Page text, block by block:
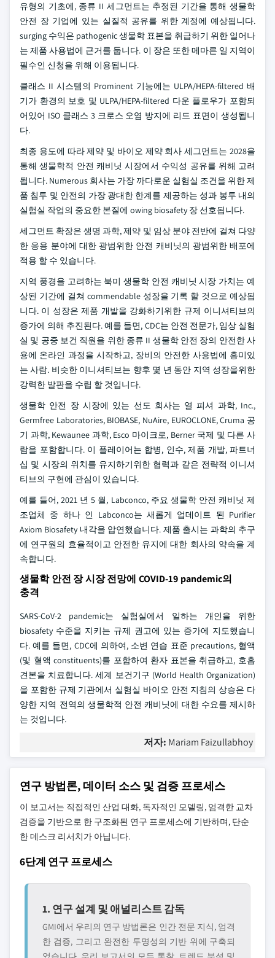
유형의 기초에, 종류 II 세그먼트는 추정된 기간을 통해 생물학
안전 장 기업에 있는 실질적 공유를 위한 계정에 예상됩니다.
surging 수익은 pathogenic 생물학 표본을 취급하기 위한 일어나
는 제품 사용법에 근거를 둡니다. 이 장은 또한 메마른 일 지역이
필수인 신청을 위해 이용됩니다.
클래스 II 시스템의 Prominent 기능에는 ULPA/HEPA-filtered 배
기가 환경의 보호 및 ULPA/HEPA-filtered 다운 플로우가 포함되
어있어 ISO 클래스 3 크로스 오염 방지에 리드 표면이 생성됩니
다.
최종 용도에 따라 제약 및 바이오 제약 회사 세그먼트는 2028을
통해 생물학적 안전 캐비닛 시장에서 수익성 공유를 위해 고려
됩니다. Numerous 회사는 가장 까다로운 실험실 조건을 위한 제
품 침투 및 안전의 가장 광대한 한계를 제공하는 성과 봉투 내의
실험실 작업의 중요한 본질에 owing biosafety 장 선호됩니다.
세그먼트 확장은 생명 과학, 제약 및 임상 분야 전반에 걸쳐 다양
한 응용 분야에 대한 광범위한 안전 캐비닛의 광범위한 배포에
적용 할 수 있습니다.
지역 풍경을 고려하는 북미 생물학 안전 캐비닛 시장 가치는 예
상된 기간에 걸쳐 commendable 성장을 기록 할 것으로 예상됩
니다. 이 성장은 제품 개발을 강화하기위한 규제 이니셔티브의
증가에 의해 추진된다. 예를 들면, CDC는 안전 전문가, 임상 실험
실 및 공중 보건 직원을 위한 종류 II 생물학 안전 장의 안전한 사
용에 온라인 과정을 시작하고, 장비의 안전한 사용법에 흥미있
는 사람. 비슷한 이니셔티브는 향후 몇 년 동안 지역 성장을위한
강력한 발판을 수립 할 것입니다.
생물학 안전 장 시장에 있는 선도 회사는 열 피셔 과학, Inc.,
Germfree Laboratories, BIOBASE, NuAire, EUROCLONE, Cruma 공
기 과학, Kewaunee 과학, Esco 마이크로, Berner 국제 및 다른 사
람을 포함합니다. 이 플레이어는 합병, 인수, 제품 개발, 파트너
십 및 시장의 위치를 유지하기위한 협력과 같은 전략적 이니셔
티브의 구현에 관심이 있습니다.
예를 들어, 2021 년 5 월, Labconco, 주요 생물학 안전 캐비닛 제
조업체 중 하나 인 Labconco는 새롭게 업데이트 된 Purifier
Axiom Biosafety 내각을 압연했습니다. 제품 출시는 과학의 추구
에 연구원의 효율적이고 안전한 유지에 대한 회사의 약속을 계
속합니다.
생물학 안전 장 시장 전망에 COVID-19 pandemic의
충격
SARS-CoV-2 pandemic는 실험실에서 일하는 개인을 위한
biosafety 수준을 지키는 규제 권고에 있는 증가에 지도했습니
다. 예를 들면, CDC에 의하여, 소변 연습 표준 precautions, 혈액
(및 혈액 constituents)를 포함하여 환자 표본을 취급하고, 호흡
견본을 치료합니다. 세계 보건기구 (World Health Organization)
을 포함한 규제 기관에서 실험실 바이오 안전 지침의 상승은 다
양한 지역 전역의 생물학적 안전 캐비닛에 대한 수요를 제시하
는 것입니다.
저자: Mariam Faizullabhoy
연구 방법론, 데이터 소스 및 검증 프로세스
이 보고서는 직접적인 산업 대화, 독자적인 모델링, 엄격한 교차
검증을 기반으로 한 구조화된 연구 프로세스에 기반하며, 단순
한 데스크 리서치가 아닙니다.
6단계 연구 프로세스
1. 연구 설계 및 애널리스트 감독
GMI에서 우리의 연구 방법론은 인간 전문 지식, 엄격
한 검증, 그리고 완전한 투명성의 기반 위에 구축되